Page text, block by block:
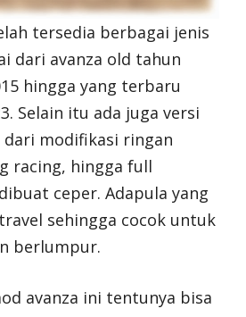
tersedia berbagai jenis
dari avanza old tahun
hingga yang terbaru
Selain itu ada juga versi
modifikasi ringan
racing, hingga full
ceper. Adapula yang
sehingga cocok untuk
berlumpur.
avanza ini tentunya bisa